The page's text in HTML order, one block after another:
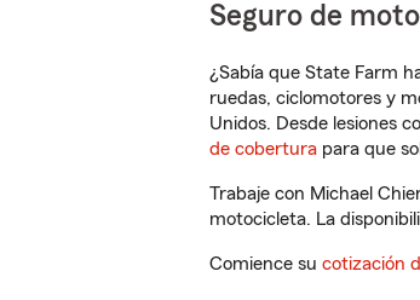
Seguro de
¿Sabía que State Farm
ruedas, ciclomotores y
Unidos. Desde lesiones
de cobertura para que
Trabaje con Michael
motocicleta. La
Comience su cotización